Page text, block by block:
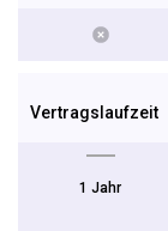
Vertragslaufzeit
1 Jahr